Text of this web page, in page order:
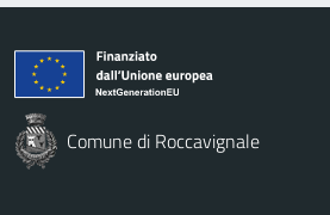
Comune di Roccavignale